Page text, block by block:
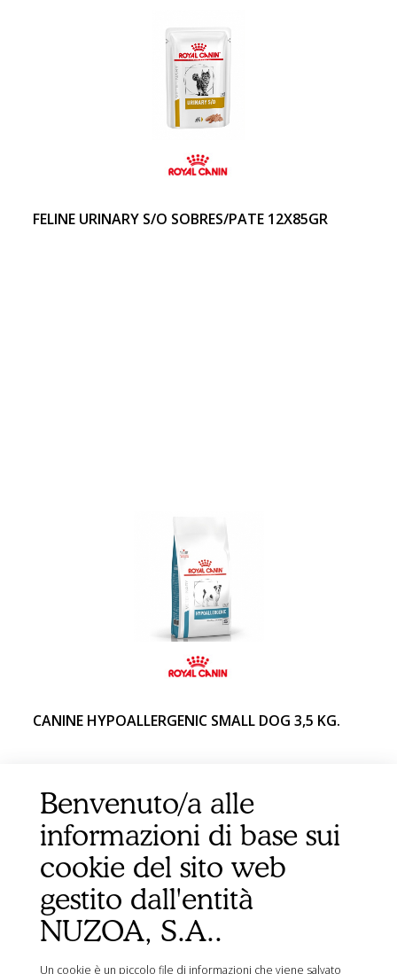
FELINE URINARY S/O SOBRES/PATE 12X85GR
CANINE HYPOALLERGENIC SMALL DOG 3,5 KG.
Benvenuto/a alle
informazioni di base sui
cookie del sito web
gestito dall'entità
NUZOA, S.A..
Un cookie è un piccolo file di informazioni che viene salvato